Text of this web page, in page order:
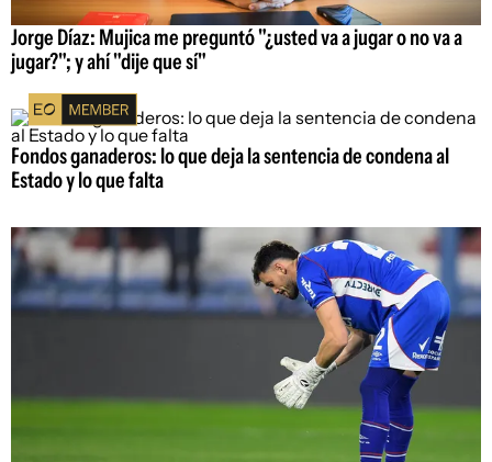
Jorge Díaz: Mujica me preguntó "¿usted va a jugar o no va a
jugar?"; y ahí "dije que sí"
Fondos ganaderos: lo que deja la sentencia de condena al
Estado y lo que falta